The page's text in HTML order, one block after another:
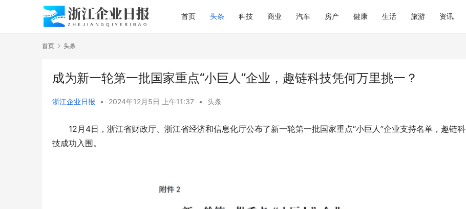
首页 头条 科技 商业 汽车 房产 健康 生活 旅游 资讯
首页 头条
成为新一轮第一批国家重点“小巨人”企业，趣链科技凭何万里挑一？
浙江企业日报 • 2024年12月5日 上午11:37 • 头条
12月4日，浙江省财政厅、浙江省经济和信息化厅公布了新一轮第一批国家重点“小巨人”企业支持名单，趣链科
技成功入围。